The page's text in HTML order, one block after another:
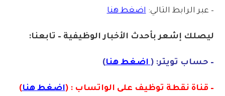
– عبر الرابط التالي: اضغط هنا
ليصلك إشعربأحدث الأخبار الوظيفية – تابعنا:
– حساب تويتر: ( اضغط هنا)
– قناة نقطة توظيف على الواتساب : (اضغط هنا)